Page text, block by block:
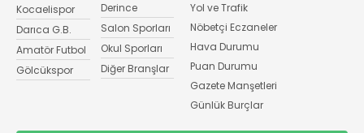
Kocaelispor
Darıca G.B.
Amatör Futbol
Gölcükspor
Derince
Salon Sporları
Okul Sporları
Diğer Branşlar
Yol ve Trafik
Nöbetçi Eczaneler
Hava Durumu
Puan Durumu
Gazete Manşetleri
Günlük Burçlar